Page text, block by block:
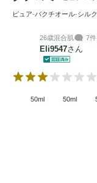
The Skin Supreme
ピュア·バクチオール·シル
26歳混合肌 7件
Eli9547さん
50ml 50ml